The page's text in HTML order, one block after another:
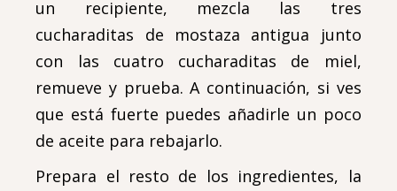
un recipiente, mezcla las tres
cucharaditas de mostaza antigua junto
con las cuatro cucharaditas de miel,
remueve y prueba. A continuación, si ves
que está fuerte puedes añadirle un poco
de aceite para rebajarlo.
Prepara el resto de los ingredientes, la